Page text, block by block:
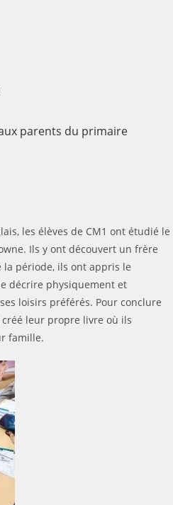
parents du primaire
les élèves de CM1 ont étudié le
Ils y ont découvert un frère
la période, ils ont appris le
décrire physiquement et
loisirs préférés. Pour conclure
leur propre livre où ils
famille.